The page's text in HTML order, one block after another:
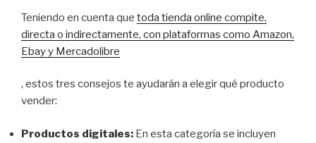
Teniendo en cuenta que toda tienda online compite,
directa o indirectamente, con plataformas como Amazon,
Ebay y Mercadolibre
, estos tres consejos te ayudarán a elegir qué producto
vender:
Productos digitales: En esta categoría se incluyen